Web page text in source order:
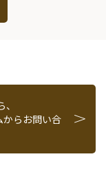
からお問い合